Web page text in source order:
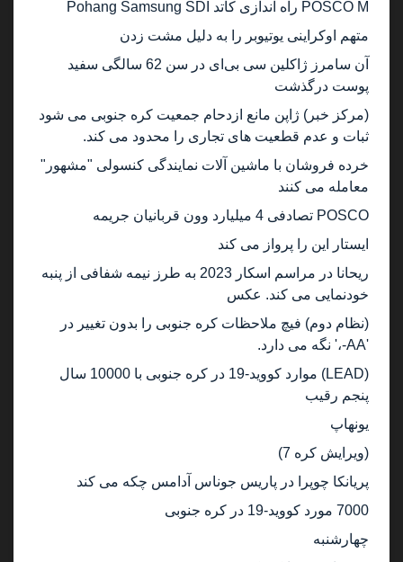
POSCO M راه اندازی کاتد Pohang Samsung SDI
متهم اوکراینی یوتیوبر را به دلیل مشت زدن
آن سامرز ژاکلین سی بی‌ای در سن 62 سالگی سفید
پوست درگذشت
(مرکز خبر) ژاپن مانع ازدحام جمعیت کره جنوبی می شود
ثبات و عدم قطعیت های تجاری را محدود می کند.
خرده فروشان با ماشین آلات نمایندگی کنسولی "مشهور"
معامله می کنند
POSCO تصادفی 4 میلیارد وون قربانیان جریمه
ایستار این را پرواز می کند
ریحانا در مراسم اسکار 2023 به طرز نیمه شفافی از پنبه
خودنمایی می کند. عکس
(نظام دوم) فیچ ملاحظات کره جنوبی را بدون تغییر در
'AA-،' نگه می دارد.
(LEAD) موارد کووید-19 در کره جنوبی با 10000 سال
پنجم رقیب
یونهاپ
(ویرایش کره 7)
پریانکا چوپرا در پاریس جوناس آدامس چکه می کند
7000 مورد کووید-19 در کره جنوبی
چهارشنبه